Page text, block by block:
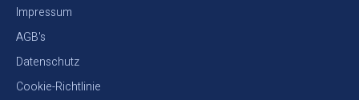
Impressum
AGB's
Datenschutz
Cookie-Richtlinie